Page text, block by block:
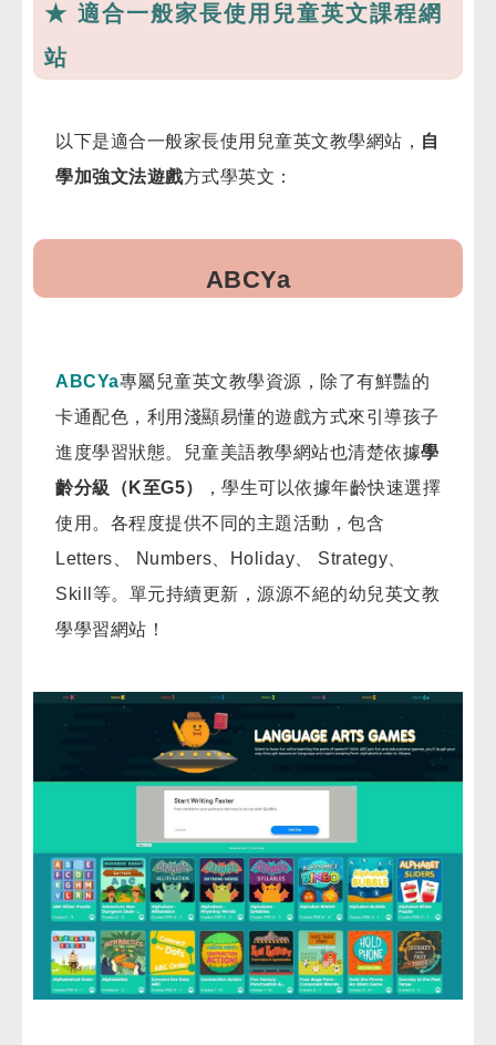
★ 適合一般家長使用兒童英文課程網
站
以下是適合一般家長使用兒童英文教學網站， 自
學加強文法遊戲方式學英文​：
ABCYa
ABCYa專屬兒童英文教學資源，除了有鮮豔的
卡通配色，利用淺顯易懂的遊戲方式來引導孩子
進度學習狀態。兒童美語教學網站也清楚依據學
齡分級（K至G5）
，學生可以依據年齡快速選擇
使用。各程度提供不同的主題活動，包含
Letters、 Numbers、Holiday、 Strategy、
Skill等。單元持續更新，源源不絕的幼兒英文教
學學習網站！